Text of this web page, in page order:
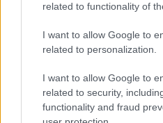
related to functionality of
I want to allow Google to
related to personalization.
I want to allow Google to
related to security,
functionality and fraud
πορεία στα κοινά, η οποία
τελικά το καλό πρόσωπο
Νίκο, απέδειξες ότι την
μπορεί να τη συνοδεύει
συνεννόησης, την